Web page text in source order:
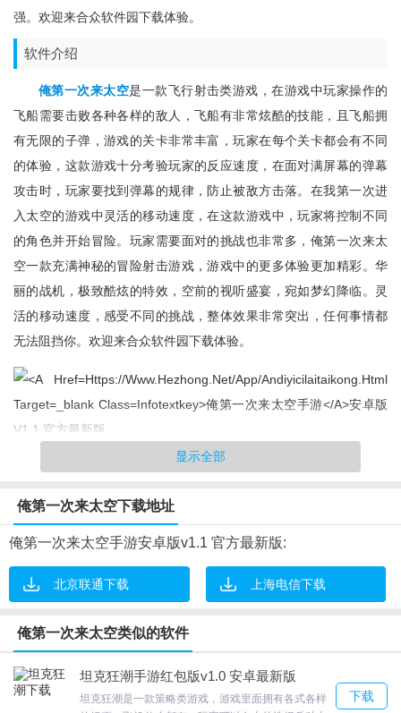
强。欢迎来合众软件园下载体验。
软件介绍
俺第一次来太空是一款飞行射击类游戏，在游戏中玩家操作的
飞船需要击败各种各样的敌人，飞船有非常炫酷的技能，且飞船拥
有无限的子弹，游戏的关卡非常丰富，玩家在每个关卡都会有不同
的体验，这款游戏十分考验玩家的反应速度，在面对满屏幕的弹幕
攻击时，玩家要找到弹幕的规律，防止被敌方击落。在我第一次进
入太空的游戏中灵活的移动速度，在这款游戏中，玩家将控制不同
的角色并开始冒险。玩家需要面对的挑战也非常多，俺第一次来太
空一款充满神秘的冒险射击游戏，游戏中的更多体验更加精彩。华
丽的战机，极致酷炫的特效，空前的视听盛宴，宛如梦幻降临。灵
活的移动速度，感受不同的挑战，整体效果非常突出，任何事情都
无法阻挡你。欢迎来合众软件园下载体验。
俺第一次来太空游戏测评
1.在五彩缤纷的空间中，我们在自己控制的轨迹中不断成长并变得更
强大，因此我们可以获得更高的分数。
人，才有最终获胜可能。
4.游戏中的关卡非常多样，每一个关卡的场景设计都不一样，丰富有
赶快下载游戏，来一起探索外太空吧！
显示全部
俺第一次来太空下载地址
俺第一次来太空手游安卓版v1.1 官方最新版:
北京联通下载 上海电信下载
俺第一次来太空类似的软件
坦克狂潮手游红包版v1.0 安卓最新版
坦克狂潮是一款策略类游戏，游戏里面拥有各式各样
下载